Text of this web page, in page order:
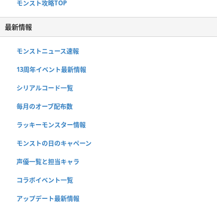
モンスト攻略TOP
最新情報
モンストニュース速報
13周年イベント最新情報
シリアルコード一覧
毎月のオーブ配布数
ラッキーモンスター情報
モンストの日のキャペーン
声優一覧と担当キャラ
コラボイベント一覧
アップデート最新情報